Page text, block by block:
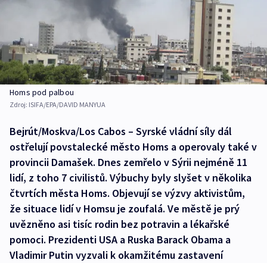
Homs pod palbou
Zdroj: ISIFA/EPA/DAVID MANYUA
Bejrút/Moskva/Los Cabos – Syrské vládní síly dál
ostřelují povstalecké město Homs a operovaly také v
provincii Damašek. Dnes zemřelo v Sýrii nejméně 11
lidí, z toho 7 civilistů. Výbuchy byly slyšet v několika
čtvrtích města Homs. Objevují se výzvy aktivistům,
že situace lidí v Homsu je zoufalá. Ve městě je prý
uvězněno asi tisíc rodin bez potravin a lékařské
pomoci. Prezidenti USA a Ruska Barack Obama a
Vladimir Putin vyzvali k okamžitému zastavení